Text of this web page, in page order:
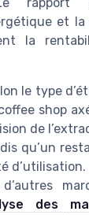
et la
la
le type
shop
de
qu’un
des